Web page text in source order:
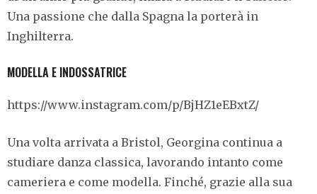
Una passione che dalla Spagna la porterà in
Inghilterra.
MODELLA E INDOSSATRICE
https://www.instagram.com/p/BjHZ1eEBxtZ/
Una volta arrivata a Bristol, Georgina continua a
studiare danza classica, lavorando intanto come
cameriera e come modella. Finché, grazie alla sua